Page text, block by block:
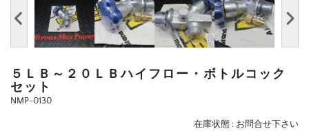
５ＬＢ～２０ＬＢハイフロー・ボトルコック
セット
NMP-0130
在庫状態 : お問合せ下さい